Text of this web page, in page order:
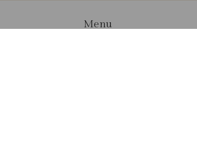
Menu